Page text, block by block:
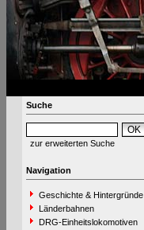
Suche
zur erweiterten Suche
Navigation
Geschichte & Hintergründe
Länderbahnen
DRG-Einheitslokomotiven